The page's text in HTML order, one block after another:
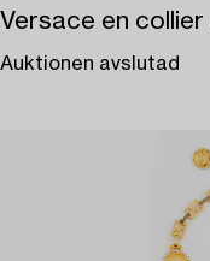
Versace en
Auktionen avslutad